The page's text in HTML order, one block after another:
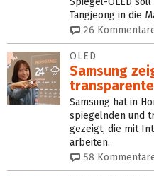
Tangjeong in die
26
OLED
Samsung
Samsung hat in
spiegelnden und
gezeigt, die mit
arbeiten.
58